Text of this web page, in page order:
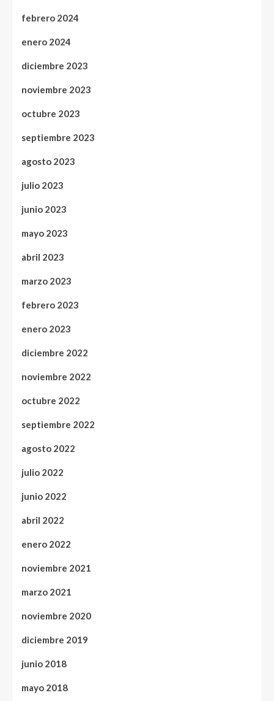
febrero 2024
enero 2024
diciembre 2023
noviembre 2023
octubre 2023
septiembre 2023
agosto 2023
julio 2023
junio 2023
mayo 2023
abril 2023
marzo 2023
febrero 2023
enero 2023
diciembre 2022
noviembre 2022
octubre 2022
septiembre 2022
agosto 2022
julio 2022
junio 2022
abril 2022
enero 2022
noviembre 2021
marzo 2021
noviembre 2020
diciembre 2019
junio 2018
mayo 2018